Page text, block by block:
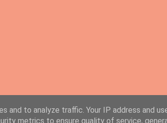
and to analyze traffic. Your IP address and
metrics to ensure quality of service,